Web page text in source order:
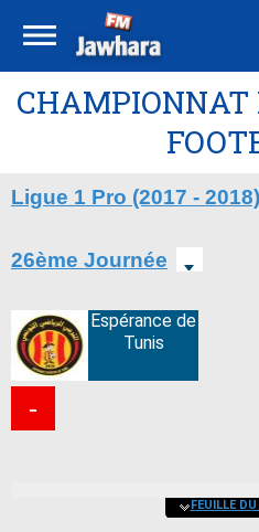
CHAMPIONNAT
Ligue 1 Pro (2017 - 2018)
26ème Journée
Espérance de
Tunis
-
FEUILLE